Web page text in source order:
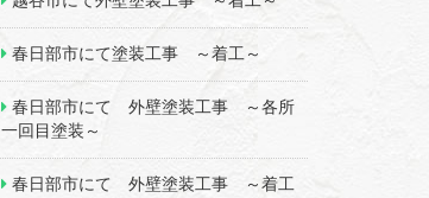
春日部市にて塗装工事 ～着工～
春日部市にて 外壁塗装工事 ～各所
一回目塗装～
春日部市にて 外壁塗装工事 ～着工